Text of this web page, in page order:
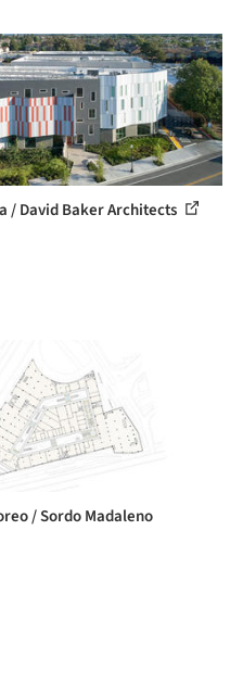
/ David Baker Architects
/ Sordo Madaleno